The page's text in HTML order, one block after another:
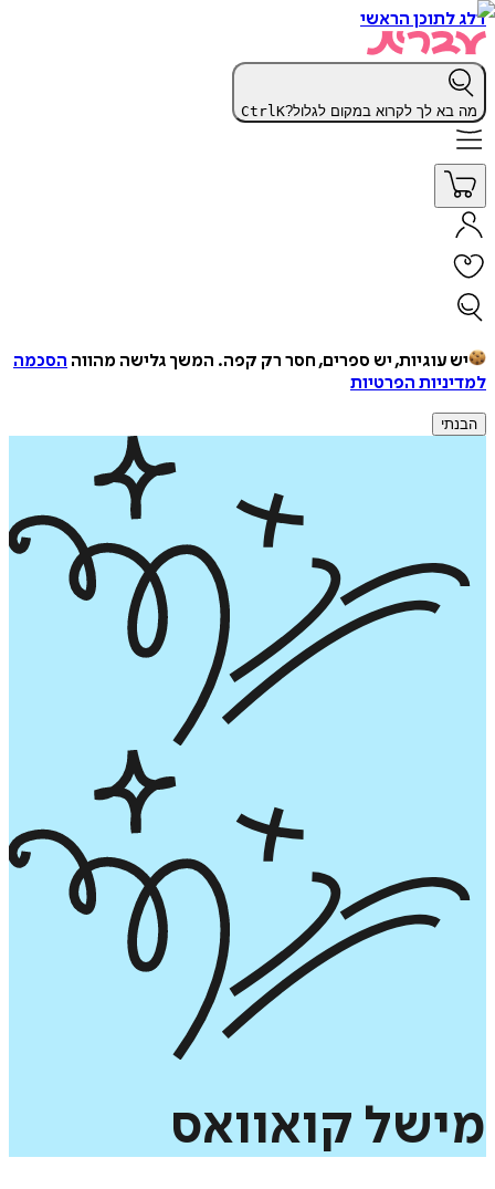
דלג לתוכן הראשי
מה בא לך לקרוא במקום לגלול? CtrlK
יש עוגיות, יש ספרים, חסר רק קפה. המשך גלישה מהווה הסכמה
למדיניות הפרטיות
הבנתי
מישל קואוואס